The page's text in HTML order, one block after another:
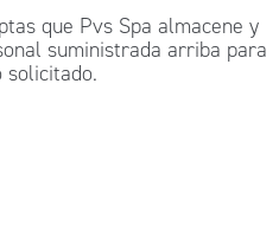
que Pvs Spa almacene y
suministrada arriba para
solicitado.